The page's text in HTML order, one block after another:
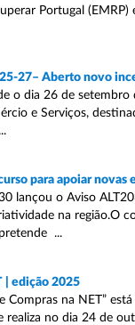
Portugal
27– Aberto novo
o dia 26 de
e Serviços,
para apoiar novas
lançou o Aviso
na região.O
...
| edição 2025
Compras na NET”
realiza no dia 24 de